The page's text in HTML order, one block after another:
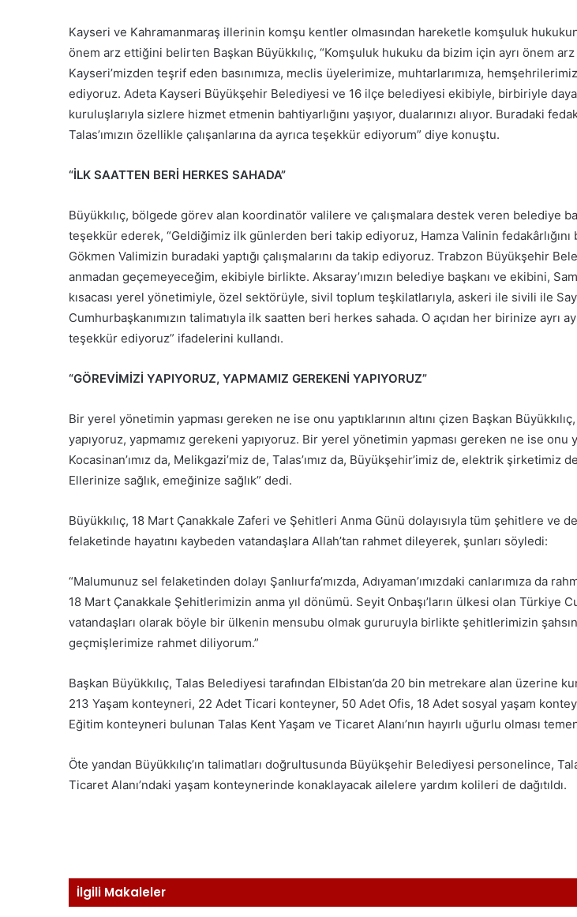
Kayseri ve Kahramanmaraş illerinin komşu kentler olmasından hareketle komşuluk
önem arz ettiğini belirten Başkan Büyükkılıç, “Komşuluk hukuku da bizim için ayrı önem
Kayseri’mizden teşrif eden basınımıza, meclis üyelerimize, muhtarlarımıza,
ediyoruz. Adeta Kayseri Büyükşehir Belediyesi ve 16 ilçe belediyesi ekibiyle, birbiriyle
kuruluşlarıyla sizlere hizmet etmenin bahtiyarlığını yaşıyor, dualarınızı alıyor. Buradaki
Talas’ımızın özellikle çalışanlarına da ayrıca teşekkür ediyorum” diye konuştu.
“İLK SAATTEN BERİ HERKES SAHADA”
Büyükkılıç, bölgede görev alan koordinatör valilere ve çalışmalara destek veren belediye
teşekkür ederek, “Geldiğimiz ilk günlerden beri takip ediyoruz, Hamza Valinin fedakârlığını
Gökmen Valimizin buradaki yaptığı çalışmalarını da takip ediyoruz. Trabzon Büyükşehir
anmadan geçemeyeceğim, ekibiyle birlikte. Aksaray’ımızın belediye başkanı ve ekibini,
kısacası yerel yönetimiyle, özel sektörüyle, sivil toplum teşkilatlarıyla, askeri ile sivili ile
Cumhurbaşkanımızın talimatıyla ilk saatten beri herkes sahada. O açıdan her birinize ayrı
teşekkür ediyoruz” ifadelerini kullandı.
“GÖREVİMİZİ YAPIYORUZ, YAPMAMIZ GEREKENİ YAPIYORUZ”
Bir yerel yönetimin yapması gereken ne ise onu yaptıklarının altını çizen Başkan
yapıyoruz, yapmamız gerekeni yapıyoruz. Bir yerel yönetimin yapması gereken ne ise onu
Kocasinan’ımız da, Melikgazi’miz de, Talas’ımız da, Büyükşehir’imiz de, elektrik şirketimiz
Ellerinize sağlık, emeğinize sağlık” dedi.
Büyükkılıç, 18 Mart Çanakkale Zaferi ve Şehitleri Anma Günü dolayısıyla tüm şehitlere ve
felaketinde hayatını kaybeden vatandaşlara Allah’tan rahmet dileyerek, şunları söyledi:
“Malumunuz sel felaketinden dolayı Şanlıurfa’mızda, Adıyaman’ımızdaki canlarımıza da
18 Mart Çanakkale Şehitlerimizin anma yıl dönümü. Seyit Onbaşı’ların ülkesi olan Türkiye
vatandaşları olarak böyle bir ülkenin mensubu olmak gururuyla birlikte şehitlerimizin
geçmişlerimize rahmet diliyorum.”
Başkan Büyükkılıç, Talas Belediyesi tarafından Elbistan’da 20 bin metrekare alan üzerine
213 Yaşam konteyneri, 22 Adet Ticari konteyner, 50 Adet Ofis, 18 Adet sosyal yaşam
Eğitim konteyneri bulunan Talas Kent Yaşam ve Ticaret Alanı’nın hayırlı uğurlu olması
Öte yandan Büyükkılıç’ın talimatları doğrultusunda Büyükşehir Belediyesi personelince,
Ticaret Alanı’ndaki yaşam konteynerinde konaklayacak ailelere yardım kolileri de dağıtıldı.
İlgili Makaleler